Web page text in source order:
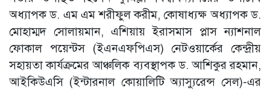
অধ্যাপক ড. এম এম শরীফুল করীম, কোষাধ্যক্ষ অধ্যাপক ড.
মোহাম্মদ সোলায়মান, এশিয়ায় ইরাসমাস প্লাস ন্যাশনাল
ফোকাল পয়েন্টস (ইএনএফপিএস) নেটওয়ার্কের কেন্দ্রীয়
সহায়তা কার্যক্রমের আঞ্চলিক ব্যবস্থাপক ড. আশিকুর রহমান,
আইকিউএসি (ইন্টারনাল কোয়ালিটি অ্যাস্যুরেন্স সেল)-এর